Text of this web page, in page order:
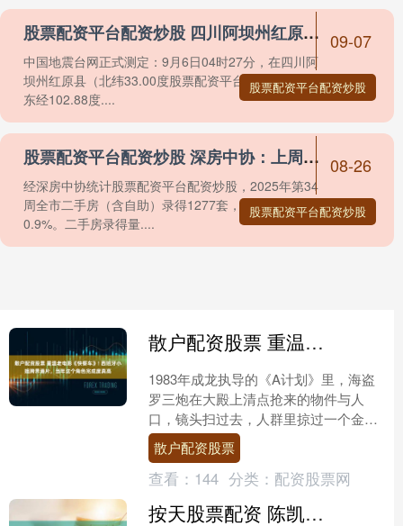
股票配资平台配资炒股 四川阿坝州红原县发生3.8级地震，震源深度12千米
中国地震台网正式测定：9月6日04时27分，在四川阿
坝州红原县（北纬33.00度股票配资平台配资炒股，
东经102.88度....
09-07
股票配资平台配资炒股
股票配资平台配资炒股 深房中协：上周二手房周录得量环比增长0.9%，呈现四连涨
经深房中协统计股票配资平台配资炒股，2025年第34
周全市二手房（含自助）录得1277套，环比增长
0.9%。二手房录得量....
08-26
股票配资平台配资炒股
散户配资股票 重温老电影《快餐车》! 西班牙小姐跨界港片，当年这个角色完成度真高
1983年成龙执导的《A计划》里，海盗
罗三炮在大殿上清点抢来的物件与人
口，镜头扫过去，人群里掠过一个金发
碧眼的外国女性侧影。那时候的电影字
幕甚至没有给她印上独立....
散户配资股票
查看： 144 分类： 配资股票网
按天股票配资 陈凯琳首度回应孩子在电影院吵闹被泼奶油：非常心痛已报警，作为母亲很自责会深刻检讨